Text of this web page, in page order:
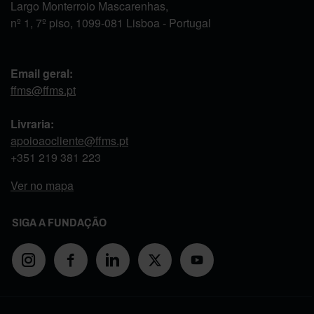
Largo Monterroio Mascarenhas,
nº 1, 7º piso, 1099-081 Lisboa - Portugal
Email geral:
ffms@ffms.pt
Livraria:
apoioaocliente@ffms.pt
+351 219 381 223
Ver no mapa
SIGA A FUNDAÇÃO